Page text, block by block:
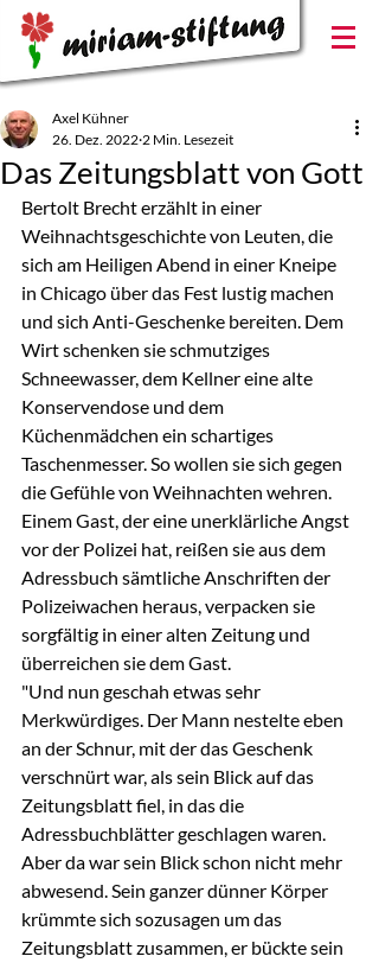
Das Zeitungsblatt von Gott
Axel Kühner
26. Dez. 2022 2 Min. Lesezeit
Bertolt Brecht erzählt in einer
Weihnachtsgeschichte von Leuten, die
sich am Heiligen Abend in einer Kneipe
in Chicago über das Fest lustig machen
und sich Anti-Geschenke bereiten. Dem
Wirt schenken sie schmutziges
Schneewasser, dem Kellner eine alte
Konservendose und dem
Küchenmädchen ein schartiges
Taschenmesser. So wollen sie sich gegen
die Gefühle von Weihnachten wehren.
Einem Gast, der eine unerklärliche Angst
vor der Polizei hat, reißen sie aus dem
Adressbuch sämtliche Anschriften der
Polizeiwachen heraus, verpacken sie
sorgfältig in einer alten Zeitung und
überreichen sie dem Gast.
"Und nun geschah etwas sehr
Merkwürdiges. Der Mann nestelte eben
an der Schnur, mit der das Geschenk
verschnürt war, als sein Blick auf das
Zeitungsblatt fiel, in das die
Adressbuchblätter geschlagen waren.
Aber da war sein Blick schon nicht mehr
abwesend. Sein ganzer dünner Körper
krümmte sich sozusagen um das
Zeitungsblatt zusammen, er bückte sein